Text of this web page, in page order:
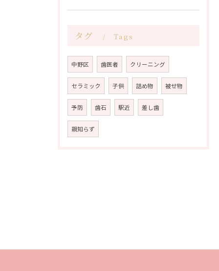
タグ Tags
中野区 歯医者 クリーニング
セラミック 子供 詰め物 被せ物
予防 歯石 駅近 差し歯
親知らず